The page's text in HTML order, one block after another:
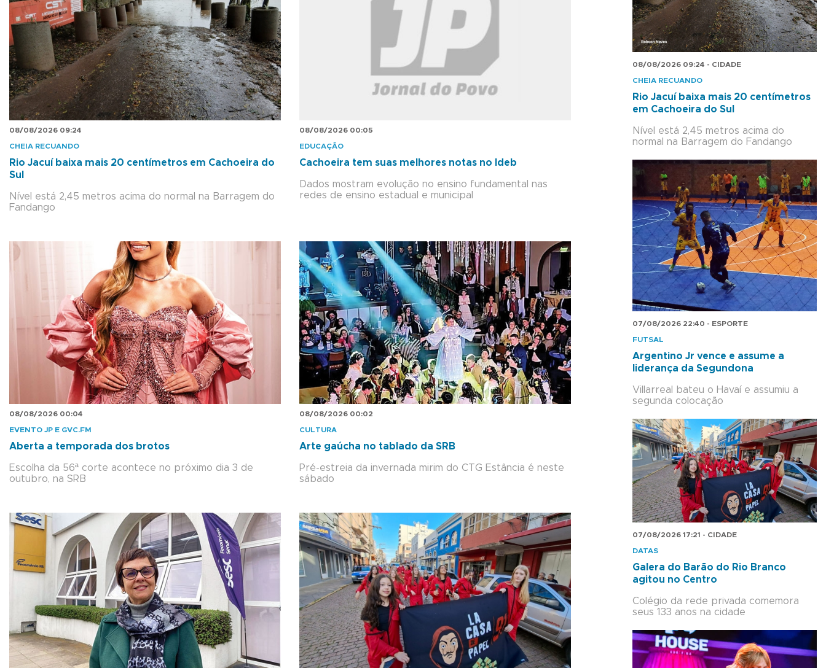
08/08/2026 09:24
CHEIA RECUANDO
Rio Jacuí baixa mais 20 centímetros em Cachoeira do
Sul
Nível está 2,45 metros acima do normal na Barragem do
Fandango
08/08/2026 00:05
EDUCAÇÃO
Cachoeira tem suas melhores notas no Ideb
Dados mostram evolução no ensino fundamental nas
redes de ensino estadual e municipal
08/08/2026 00:04
EVENTO JP E GVC.FM
Aberta a temporada dos brotos
Escolha da 56ª corte acontece no próximo dia 3 de
outubro, na SRB
08/08/2026 00:02
CULTURA
Arte gaúcha no tablado da SRB
Pré-estreia da invernada mirim do CTG Estância é neste
sábado
08/08/2026 09:24 - CIDADE
CHEIA RECUANDO
Rio Jacuí baixa mais 20 centímetros
em Cachoeira do Sul
Nível está 2,45 metros acima do
normal na Barragem do Fandango
07/08/2026 22:40 - ESPORTE
FUTSAL
Argentino Jr vence e assume a
liderança da Segundona
Villarreal bateu o Havaí e assumiu a
segunda colocação
07/08/2026 17:21 - CIDADE
DATAS
Galera do Barão do Rio Branco
agitou no Centro
Colégio da rede privada comemora
seus 133 anos na cidade